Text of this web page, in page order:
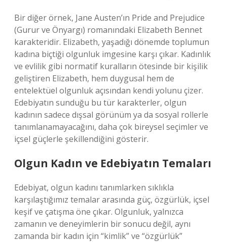
Bir diğer örnek, Jane Austen’ın Pride and Prejudice
(Gurur ve Önyargı) romanındaki Elizabeth Bennet
karakteridir. Elizabeth, yaşadığı dönemde toplumun
kadına biçtiği olgunluk imgesine karşı çıkar. Kadınlık
ve evlilik gibi normatif kuralların ötesinde bir kişilik
geliştiren Elizabeth, hem duygusal hem de
entelektüel olgunluk açısından kendi yolunu çizer.
Edebiyatın sunduğu bu tür karakterler, olgun
kadının sadece dışsal görünüm ya da sosyal rollerle
tanımlanamayacağını, daha çok bireysel seçimler ve
içsel güçlerle şekillendiğini gösterir.
Olgun Kadın ve Edebiyatın Temaları
Edebiyat, olgun kadını tanımlarken sıklıkla
karşılaştığımız temalar arasında güç, özgürlük, içsel
keşif ve çatışma öne çıkar. Olgunluk, yalnızca
zamanın ve deneyimlerin bir sonucu değil, aynı
zamanda bir kadın için “kimlik” ve “özgürlük”